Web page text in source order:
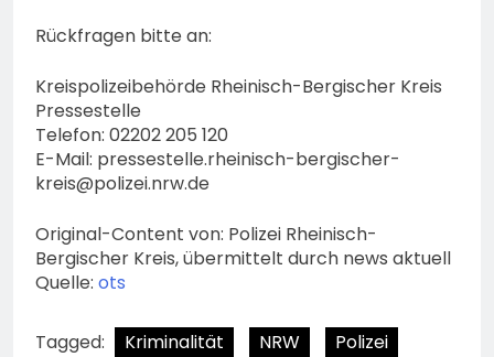
Rückfragen bitte an:
Kreispolizeibehörde Rheinisch-Bergischer Kreis
Pressestelle
Telefon: 02202 205 120
E-Mail: pressestelle.rheinisch-bergischer-
kreis@polizei.nrw.de
Original-Content von: Polizei Rheinisch-
Bergischer Kreis, übermittelt durch news aktuell
Quelle: ots
Tagged: Kriminalität NRW Polizei